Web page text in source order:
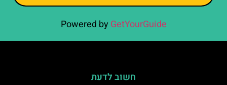
Powered by GetYourGuide
חשוב לדעת